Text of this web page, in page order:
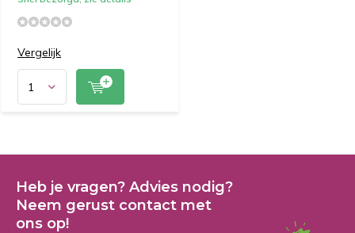
Vergelijk
Heb je vragen? Advies nodig?
Neem gerust contact met
ons op!